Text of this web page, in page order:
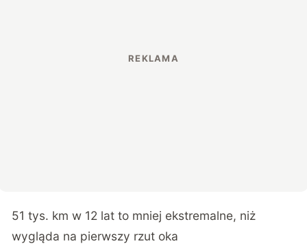
51 tys. km w 12 lat to mniej ekstremalne, niż
wygląda na pierwszy rzut oka